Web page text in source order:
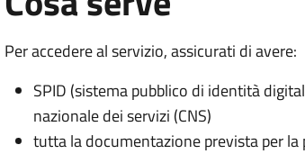
Per accedere al servizio, assicurati di avere:
SPID (sistema pubblico di identità
nazionale dei servizi (CNS)
tutta la documentazione prevista per la